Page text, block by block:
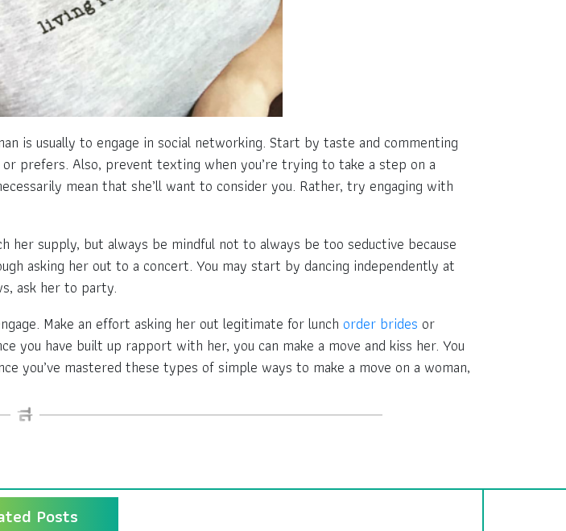
is usually to engage in social networking. Start by taste and commenting
prefers. Also, prevent texting when you’re trying to take a step on a
mean that she’ll want to consider you. Rather, try engaging with
her supply, but always be mindful not to always be too seductive because
asking her out to a concert. You may start by dancing independently at
ask her to party.
Make an effort asking her out legitimate for lunch order brides or
you have built up rapport with her, you can make a move and kiss her. You
you’ve mastered these types of simple ways to make a move on a woman,
Posts